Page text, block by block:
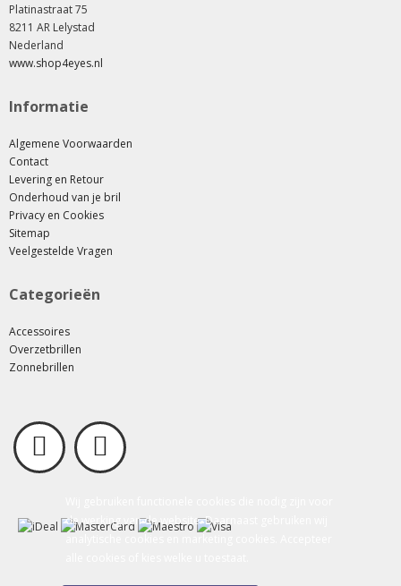
de werking van de website. Daarnaast gebruiken wij
Platinastraat 75
8211 AR Lelystad
Nederland
www.shop4eyes.nl
Informatie
Algemene Voorwaarden
Contact
Levering en Retour
Onderhoud van je bril
Privacy en Cookies
Sitemap
Veelgestelde Vragen
Categorieën
Accessoires
Overzetbrillen
Zonnebrillen